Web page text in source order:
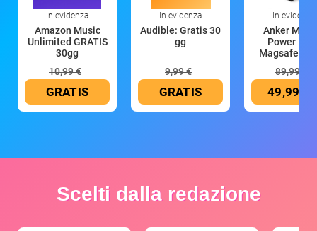
In evidenza
Amazon Music
Unlimited GRATIS
30gg
10,99 €
GRATIS
In evidenza
Audible: Gratis 30
gg
9,99 €
GRATIS
In evidenza
Anker
Power
Magsafe
89,99 €
49,99 €
Scelti dalla redazione